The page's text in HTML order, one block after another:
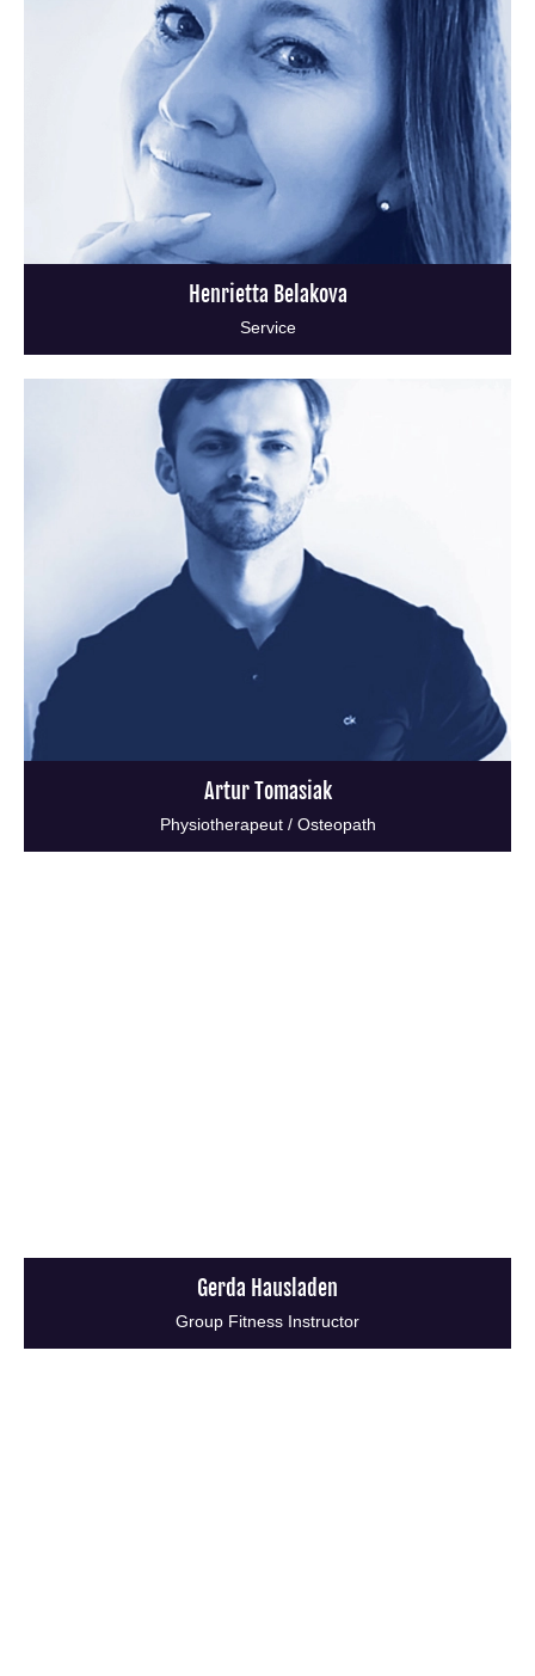
Henrietta Belakova
Service
Artur Tomasiak
Physiotherapeut / Osteopath
Gerda Hausladen
Group Fitness Instructor